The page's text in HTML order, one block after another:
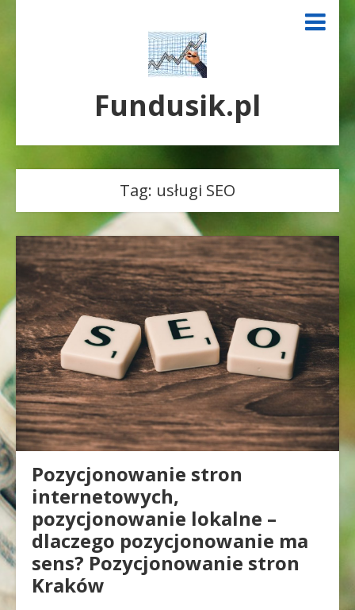
Fundusik.pl
Tag: usługi SEO
Pozycjonowanie stron
internetowych,
pozycjonowanie lokalne –
dlaczego pozycjonowanie ma
sens? Pozycjonowanie stron
Kraków